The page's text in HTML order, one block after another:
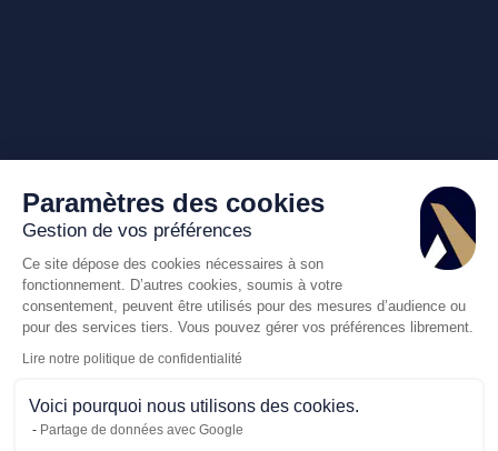
Paramètres des cookies
Gestion de vos préférences
Ce site dépose des cookies nécessaires à son
fonctionnement. D’autres cookies, soumis à votre
consentement, peuvent être utilisés pour des mesures d’audience ou
pour des services tiers. Vous pouvez gérer vos préférences librement.
Lire notre politique de confidentialité
Voici pourquoi nous utilisons des cookies.
Partage de données avec Google